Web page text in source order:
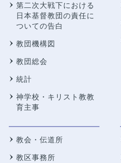
第二次大戦下における
日本基督教団の責任に
ついての告白
教団機構図
教団総会
統計
神学校・キリスト教教
育主事
教会・伝道所
教区事務所